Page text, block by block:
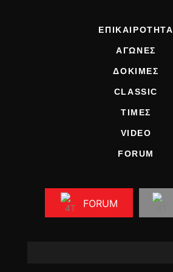
ΕΠΙΚΑΙΡΟΤΗΤΑ
ΑΓΩΝΕΣ
ΔΟΚΙΜΕΣ
CLASSIC
ΤΙΜΕΣ
VIDEO
FORUM
FORUM